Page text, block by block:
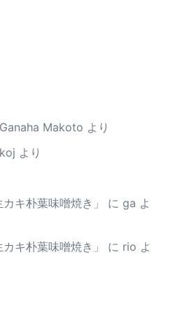
Ganaha Makoto より
koj より
キ朴葉味噌焼き」
に ga よ
キ朴葉味噌焼き」
に rio よ